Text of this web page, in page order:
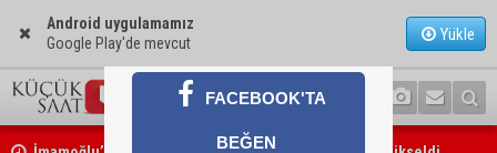
Android uygulamamız
Google Play'de mevcut
Yükle
İmamoğlu’ndaki göçükte acı bilanço: can kaybı 2’ye yükseldi
FACEBOOK'TA
BEĞEN